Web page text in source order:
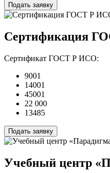
Подать заявку
Сертификация
Сертификат ГОСТ Р ИСО:
9001
14001
45001
22 000
13485
Подать заявку
Учебный центр